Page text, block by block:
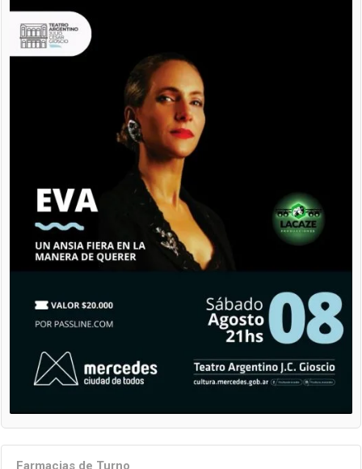
Farmacias de Turno